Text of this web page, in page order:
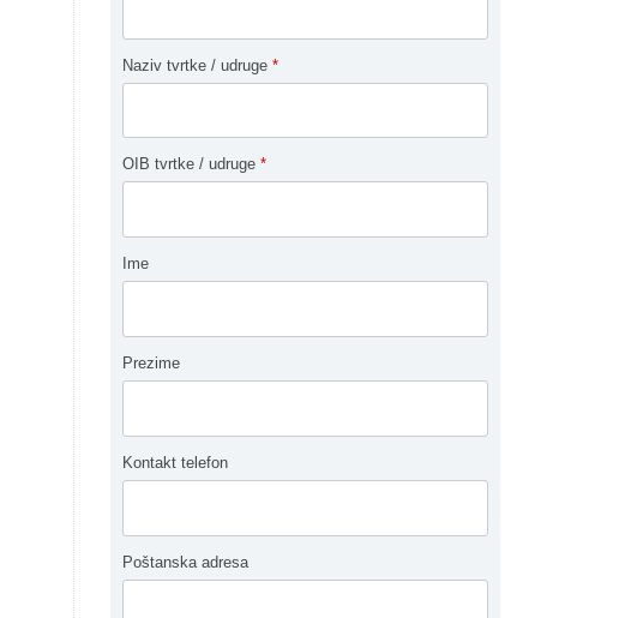
Naziv tvrtke / udruge *
OIB tvrtke / udruge *
Ime
Prezime
Kontakt telefon
Poštanska adresa